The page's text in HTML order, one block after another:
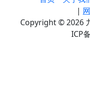
|
Copyright © 2026
ICP